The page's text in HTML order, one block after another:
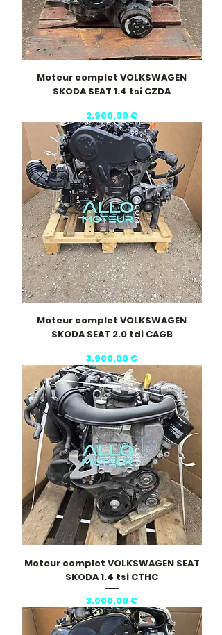
Moteur complet VOLKSWAGEN
SKODA SEAT 1.4 tsi CZDA
Pris
2.900,00 €
Moteur complet VOLKSWAGEN
SKODA SEAT 2.0 tdi CAGB
Pris
3.900,00 €
Moteur complet VOLKSWAGEN SEAT
SKODA 1.4 tsi CTHC
Pris
3.000,00 €